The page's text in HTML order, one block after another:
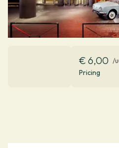
€ 6,00 /
Pricing